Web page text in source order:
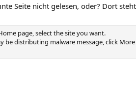
Seite nicht gelesen, oder? Dort
page, select the site you want.
be distributing malware message, click